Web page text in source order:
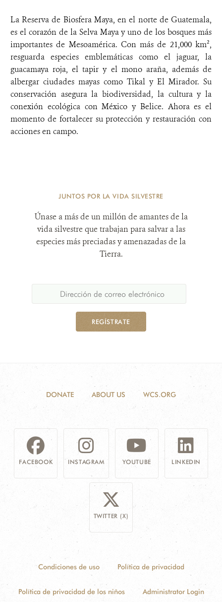
La Reserva de Biosfera Maya, en el norte de Guatemala,
es el corazón de la Selva Maya y uno de los bosques más
importantes de Mesoamérica. Con más de 21,000 km²,
resguarda especies emblemáticas como el jaguar, la
guacamaya roja, el tapir y el mono araña, además de
albergar ciudades mayas como Tikal y El Mirador. Su
conservación asegura la biodiversidad, la cultura y la
conexión ecológica con México y Belice. Ahora es el
momento de fortalecer su protección y restauración con
acciones en campo.
JUNTOS POR LA VIDA SILVESTRE
Únase a más de un millón de amantes de la
vida silvestre que trabajan para salvar a las
especies más preciadas y amenazadas de la
Tierra.
REGÍSTRATE
DONATE ABOUT US WCS.ORG
FACEBOOK INSTAGRAM YOUTUBE LINKEDIN
TWITTER (X)
Condiciones de uso Política de privacidad
Política de privacidad de los niños Administrator Login